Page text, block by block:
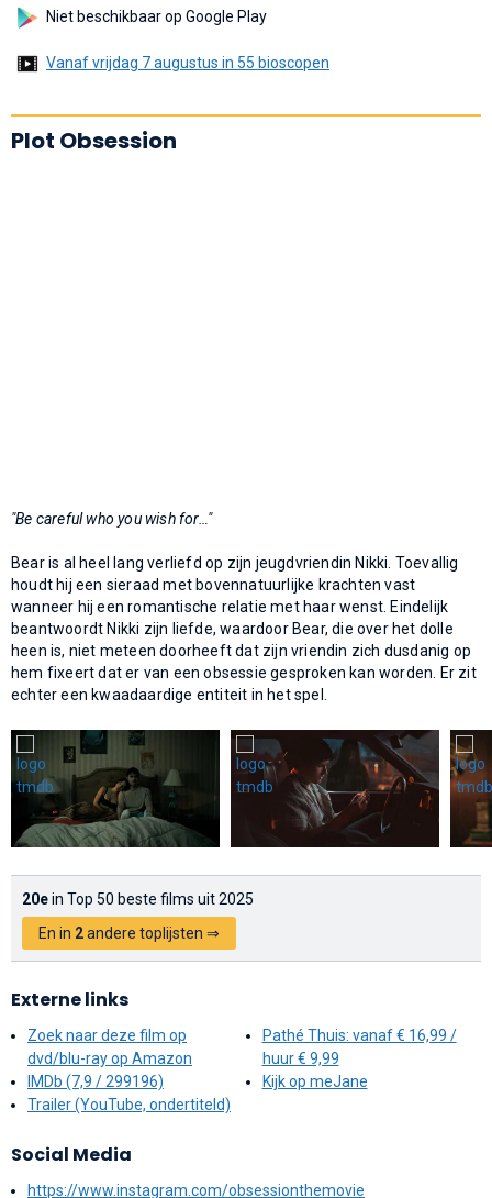
Niet beschikbaar op Google Play
Vanaf vrijdag 7 augustus in 55 bioscopen
Plot Obsession
"Be careful who you wish for…"
Bear is al heel lang verliefd op zijn jeugdvriendin Nikki. Toevallig
houdt hij een sieraad met bovennatuurlijke krachten vast
wanneer hij een romantische relatie met haar wenst. Eindelijk
beantwoordt Nikki zijn liefde, waardoor Bear, die over het dolle
heen is, niet meteen doorheeft dat zijn vriendin zich dusdanig op
hem fixeert dat er van een obsessie gesproken kan worden. Er zit
echter een kwaadaardige entiteit in het spel.
20ein Top 50 beste films uit 2025
En in 2andere toplijsten ⇒
Externe links
Zoek naar deze film op
dvd/blu-ray op Amazon
IMDb (7,9 / 299196)
Trailer (YouTube, ondertiteld)
Pathé Thuis: vanaf € 16,99 /
huur € 9,99
Kijk op meJane
Social Media
https://www.instagram.com/obsessionthemovie